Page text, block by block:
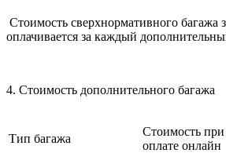
Стоимость сверхнормативного багажа
оплачивается за каждый
4. Стоимость дополнительного багажа
Тип багажа
Стоимость при
оплате онлайн